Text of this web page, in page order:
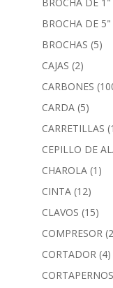
BROCHA DE 5"
BROCHAS (5)
CAJAS (2)
CARBONES
CARDA (5)
CARRETILLAS
CEPILLO DE
CHAROLA (1)
CINTA (12)
CLAVOS (15)
COMPRESOR
CORTADOR (4)
CORTAPERNOS